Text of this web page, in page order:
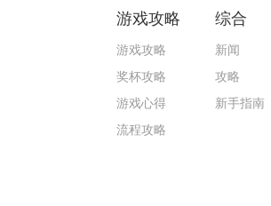
游戏攻略
游戏攻略
奖杯攻略
游戏心得
流程攻略
综合
新闻
攻略
新手指南